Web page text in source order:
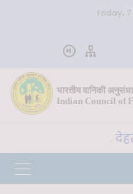
Friday, 7
भारतीय वानिकी
Indian Council of
भा. वा. अ. शि. प. ,